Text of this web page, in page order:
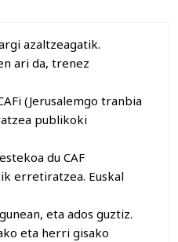
azaltzeagatik.
ari da, trenez
(Jerusalemgo tranbia
publikoki
du CAF
erretiratzea. Euskal
eta ados guztiz.
eta herri gisako